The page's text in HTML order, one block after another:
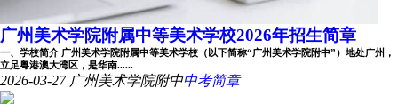
广州美术学院附属中等美术学校2026年招生简章
一、学校简介 广州美术学院附属中等美术学校（以下简称“广州美术学院附中”）地处广州，
立足粤港澳大湾区，是华南......
2026-03-27 广州美术学院附中中考简章